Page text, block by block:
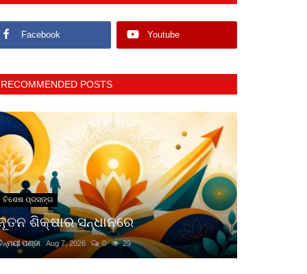
Facebook Youtube
RECOMMENDED POSTS
ବିଶେଷ ପ୍ରସଙ୍ଗ
ଶିକ୍ଷାର ସନ୍ଧାନରେ
ପଣ୍ଡା Aug 7, 2026 0 29